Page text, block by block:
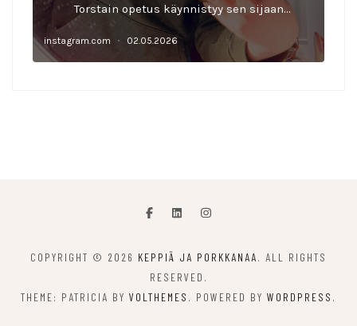
COPYRIGHT © 2026 KEPPIÄ JA PORKKANAA. ALL RIGHTS
RESERVED.
THEME: PATRICIA BY VOLTHEMES . POWERED BY WORDPRESS .